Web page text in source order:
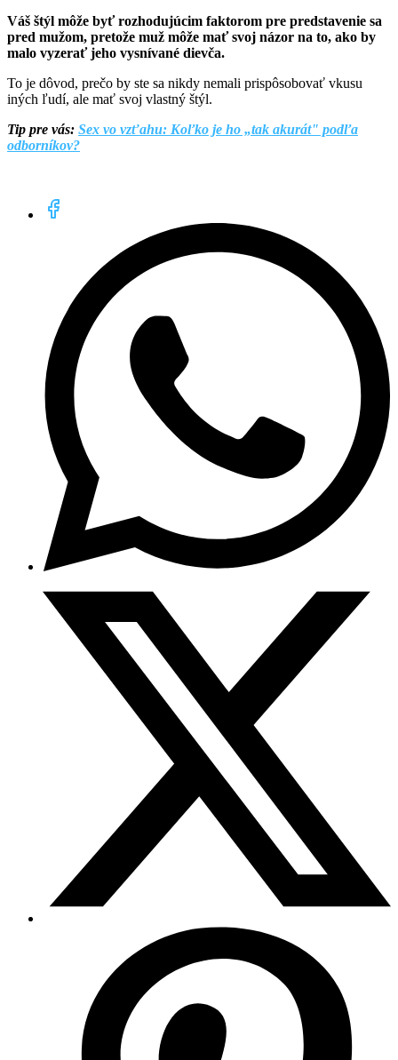
Váš štýl môže byť rozhodujúcim faktorom pre predstavenie sa
pred mužom, pretože muž môže mať svoj názor na to, ako by
malo vyzerať jeho vysnívané dievča.
To je dôvod, prečo by ste sa nikdy nemali prispôsobovať vkusu
iných ľudí, ale mať svoj vlastný štýl.
Tip pre vás: Sex vo vzťahu: Koľko je ho „tak akurát" podľa
odborníkov?